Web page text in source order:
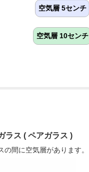
空気層 5センチ
空気層 10センチ
ラス ( ペアガラス )
の間に空気層があります。